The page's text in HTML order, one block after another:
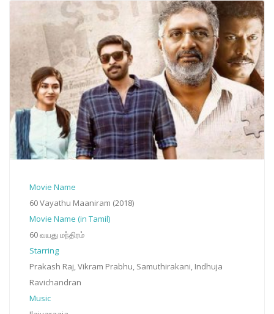
Movie Name
60 Vayathu Maaniram (2018)
Movie Name (in Tamil)
60 வயது மந்திரம்
Starring
Prakash Raj, Vikram Prabhu, Samuthirakani, Indhuja
Ravichandran
Music